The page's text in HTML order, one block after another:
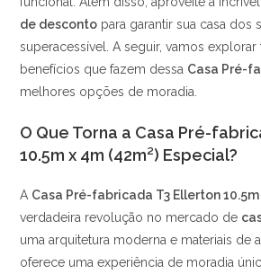
de desconto para garantir sua casa dos
superacessível. A seguir, vamos
benefícios que fazem dessa Casa Pré-
melhores opções de moradia.
O Que Torna a Casa Pré-
10.5m x 4m (42m²) Especial?
A Casa Pré-fabricada T3 Ellerton 10.5m
verdadeira revolução no mercado de
uma arquitetura moderna e materiais de
oferece uma experiência de moradia